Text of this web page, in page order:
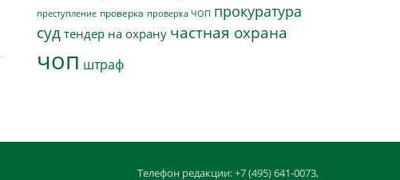
преступление проверка проверка ЧОП прокуратура
суд тендер на охрану частная охрана
чоп штраф
Телефон редакции: +7 (495) 641-0073,